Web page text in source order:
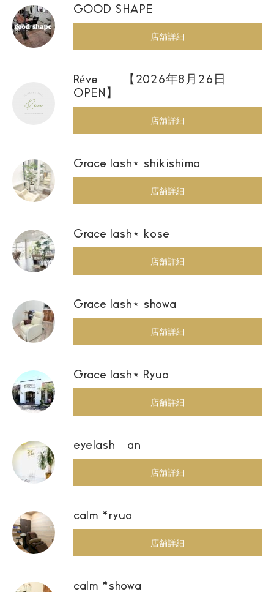
GOOD SHAPE
店舗詳細
Réve 【2026年8月26日
OPEN】
店舗詳細
Grace lash⋆ shikishima
店舗詳細
Grace lash⋆ kose
店舗詳細
Grace lash⋆ showa
店舗詳細
Grace lash⋆ Ryuo
店舗詳細
eyelash an
店舗詳細
calm *ryuo
店舗詳細
calm *showa